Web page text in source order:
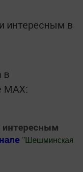
интересным в
в
MАХ:
" Шешминская